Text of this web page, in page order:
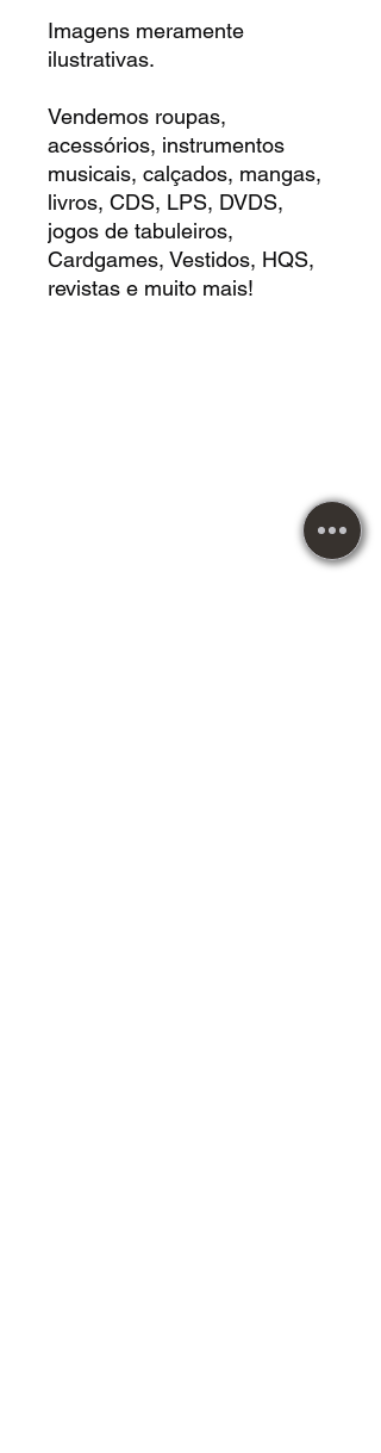
Imagens meramente
ilustrativas.
Vendemos roupas,
acessórios, instrumentos
musicais, calçados, mangas,
livros, CDS, LPS, DVDS,
jogos de tabuleiros,
Cardgames, Vestidos, HQS,
revistas e muito mais!